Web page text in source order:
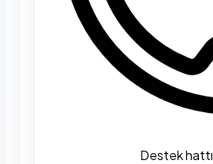
Destek hattı